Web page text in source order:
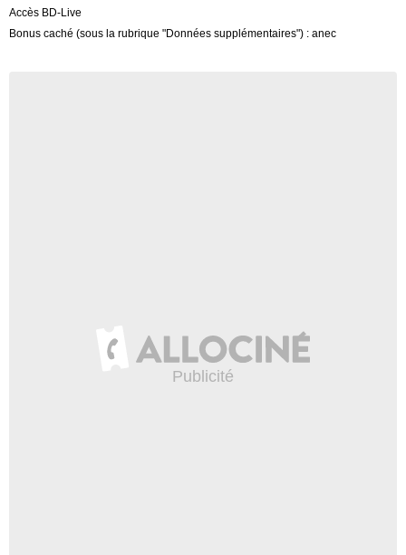
Accès BD-Live
Bonus caché (sous la rubrique "Données supplémentaires") : anec